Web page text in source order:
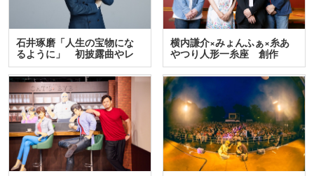
石井琢磨「人生の宝物にな
るように」 初披露曲やレ
ア…
横内謙介×みょんふぁ×糸あ
やつり人形一糸座 創作
人…